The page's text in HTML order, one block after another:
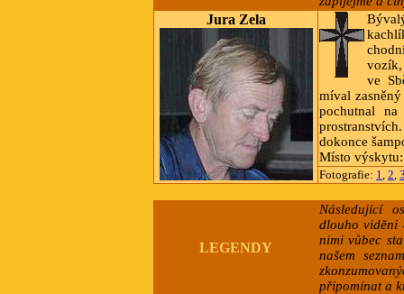
Jura Zela
ve
míval
pochutnal na
dokonce
Místo
Fotografie: 1, 2,
LEGENDY
Následující
dlouho viděni
nimi vůbec
našem
připomínat a